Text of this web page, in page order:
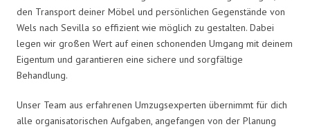
den Transport deiner Möbel und persönlichen Gegenstände von
Wels nach Sevilla so effizient wie möglich zu gestalten. Dabei
legen wir großen Wert auf einen schonenden Umgang mit deinem
Eigentum und garantieren eine sichere und sorgfältige
Behandlung.
Unser Team aus erfahrenen Umzugsexperten übernimmt für dich
alle organisatorischen Aufgaben, angefangen von der Planung